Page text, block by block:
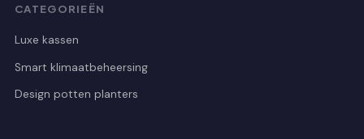
CATEGORIEËN
Luxe kassen
Smart klimaatbeheersing
Design potten planters